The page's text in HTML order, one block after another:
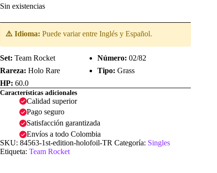
Sin existencias
⚠️ Idioma: Puede variar entre Inglés y Español.
Set: Team Rocket Número: 02/82
Rareza: Holo Rare Tipo: Grass
HP: 60.0
Características adicionales
Calidad superior
Pago seguro
Satisfacción garantizada
Envíos a todo Colombia
SKU: 84563-1st-edition-holofoil-TR Categoría: Singles
Etiqueta: Team Rocket